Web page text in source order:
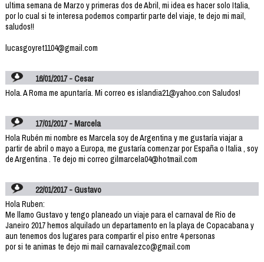
ultima semana de Marzo y primeras dos de Abril, mi idea es hacer solo Italia,
por lo cual si te interesa podemos compartir parte del viaje, te dejo mi mail,
saludos!!
lucasgoyret1104@gmail.com
16/01/2017 - Cesar
Hola. A Roma me apuntaría. Mi correo es islandia21@yahoo.con Saludos!
17/01/2017 - Marcela
Hola Rubén mi nombre es Marcela soy de Argentina y me gustaría viajar a
partir de abril o mayo a Europa, me gustaría comenzar por España o Italia , soy
de Argentina . Te dejo mi correo gilmarcela04@hotmail.com
22/01/2017 - Gustavo
Hola Ruben:
Me llamo Gustavo y tengo planeado un viaje para el carnaval de Rio de
Janeiro 2017 hemos alquilado un departamento en la playa de Copacabana y
aun tenemos dos lugares para compartir el piso entre 4 personas
por si te animas te dejo mi mail carnavalezco@gmail.com